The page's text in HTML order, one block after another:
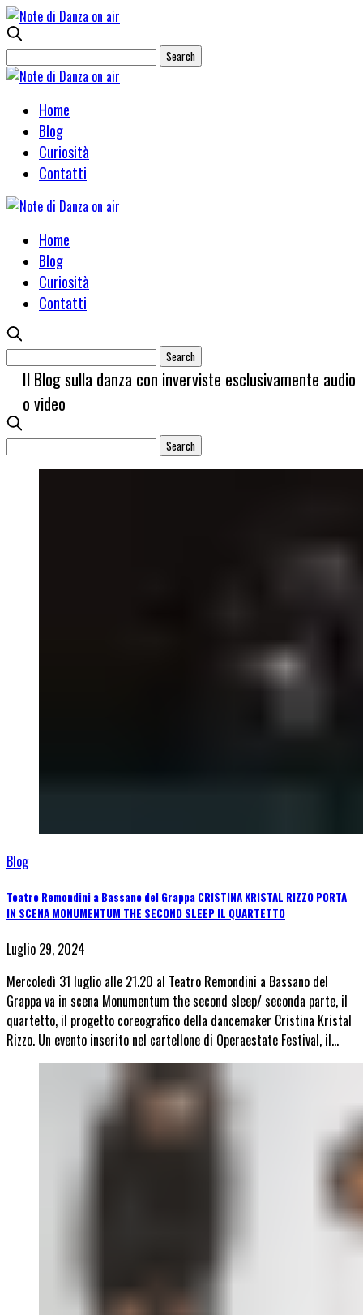
Home
Blog
Curiosità
Contatti
Home
Blog
Curiosità
Contatti
Il Blog sulla danza con inverviste esclusivamente audio
o video
Blog
Teatro Remondini a Bassano del Grappa CRISTINA KRISTAL RIZZO PORTA
IN SCENA MONUMENTUM THE SECOND SLEEP IL QUARTETTO
Luglio 29, 2024
Mercoledì 31 luglio alle 21.20 al Teatro Remondini a Bassano del
Grappa va in scena Monumentum the second sleep/ seconda parte, il
quartetto, il progetto coreografico della dancemaker Cristina Kristal
Rizzo. Un evento inserito nel cartellone di Operaestate Festival, il…